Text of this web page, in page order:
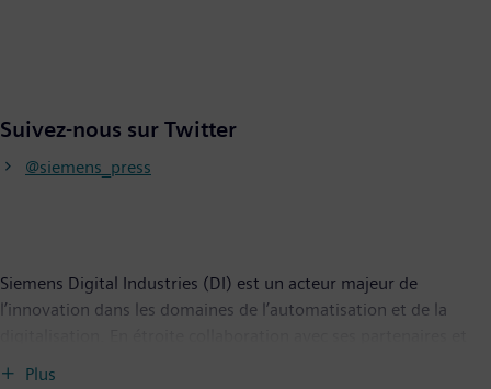
Suivez-nous sur Twitter
@siemens_press
Siemens Digital Industries (DI) est un acteur majeur de
l’innovation dans les domaines de l’automatisation et de la
Plus